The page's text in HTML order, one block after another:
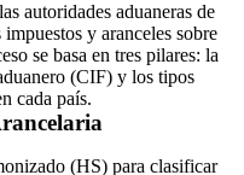
autoridades aduaneras de
y aranceles sobre
se basa en tres pilares: la
(CIF) y los tipos
cada país.
(HS) para clasificar